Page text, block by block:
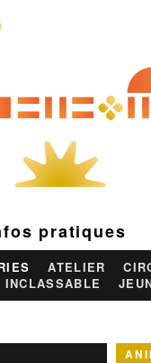
pratiques
ATELIER
INCLASSABLE